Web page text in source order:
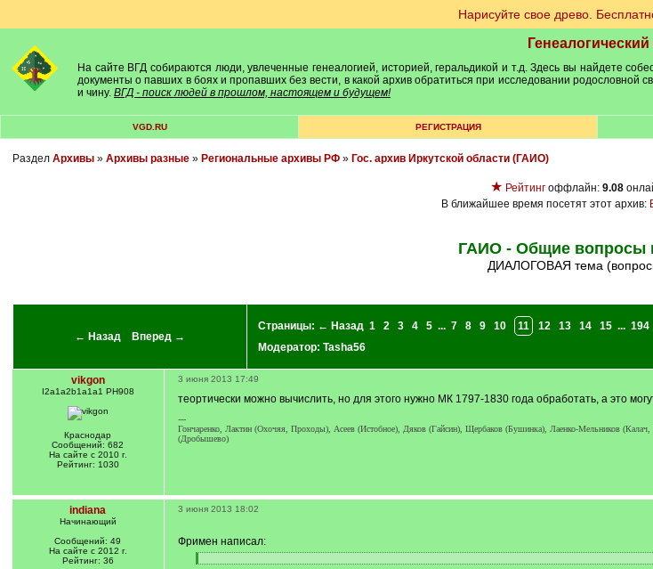
Нарисуйте свое древо.
На сайте ВГД собираются люди, увлеченные генеалогией, историей, геральдикой и т.д. Здесь вы найдете
документы о павших в боях и пропавших без вести, в какой архив обратиться при исследовании
и чину. ВГД - поиск людей в прошлом, настоящем и будущем!
VGD.RU РЕГИСТРАЦИЯ
Раздел Архивы» Архивы разные» Региональные архивы РФ» Гос. архив Иркутской области (ГАИО)
★ Рейтинг оффлайн: 9.08
В ближайшее время посетят этот архив:
ГАИО - Общие вопросы
ДИАЛОГОВАЯ тема
← Назад Вперед →
Страницы: ← Назад 1 2 3 4 5 ... 7 8 9 10 11 12 13 14 15 ... 194
Модератор: Tasha56
vikgon
I2a1a2b1a1a1 PH908
Краснодар
Сообщений: 682
На сайте с 2010 г.
Рейтинг: 1030
3 июня 2013 17:49
теортически можно вычислить, но для этого нужно МК 1797-1830 года обработать, а это
---
Гончаренко, Лактин (Охочяя, Проходы), Асеев (Истобное), Дяков (Гайсин), Щербаков (Бушинка), Лаенко-Мельников
(Дробышево)
indiana
Начинающий
Сообщений: 49
На сайте с 2012 г.
Рейтинг: 36
3 июня 2013 18:02
Фримен написал:
[[